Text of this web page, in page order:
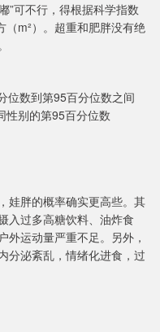
”可不行，得根据科学指数
m²）。超重和肥胖没有绝
位数到第95百分位数之间
性别的第95百分位数
娃胖的概率确实更高些。其
入过多高糖饮料、油炸食
外运动量严重不足。另外，
分泌紊乱，情绪化进食，过